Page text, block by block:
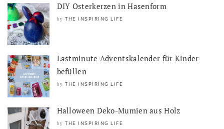
DIY Osterkerzen in Hasenform
by THE INSPIRING LIFE
Lastminute Adventskalender für Kinder
befüllen
by THE INSPIRING LIFE
Halloween Deko-Mumien aus Holz
by THE INSPIRING LIFE